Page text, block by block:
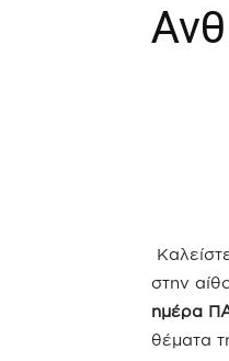
στην
ημέρα
θέματα